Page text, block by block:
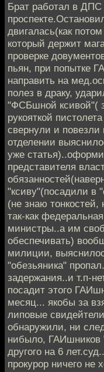
Брат работал в ДПС
двигалась(как
который держит
проверке
пьян, при попытке
направить на
полез в драку,
"ФСБшной ксивой"(
рукояткой
свернули и
отделении
уже
представителя
"ксиву"(посадили в
(не знаю
так-как
министры..а им
обеспечивать)
милиции,
"обезьяника"
задержания..и т.п-
посадит этого
месяц... якобы за
липовые
обнаружили, ни
нибыло, ГАИшников
другого на 6
прокурор ничего не